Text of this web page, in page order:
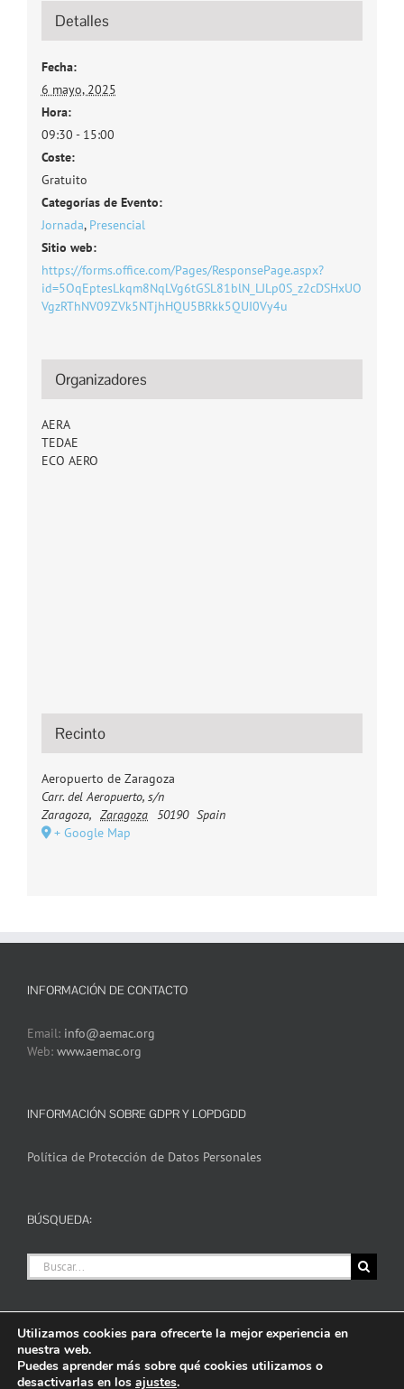
Detalles
Fecha:
6 mayo, 2025
Hora:
09:30 - 15:00
Coste:
Gratuito
Categorías de Evento:
Jornada, Presencial
Sitio web:
https://forms.office.com/Pages/ResponsePage.aspx?
id=5OqEptesLkqm8NqLVg6tGSL81blN_LJLp0S_z2cDSHxUO
VgzRThNV09ZVk5NTjhHQU5BRkk5QUI0Vy4u
Organizadores
AERA
TEDAE
ECO AERO
Recinto
Aeropuerto de Zaragoza
Carr. del Aeropuerto, s/n
Zaragoza, Zaragoza 50190 Spain
+ Google Map
INFORMACIÓN DE CONTACTO
Email: info@aemac.org
Web: www.aemac.org
INFORMACIÓN SOBRE GDPR Y LOPDGDD
Política de Protección de Datos Personales
BÚSQUEDA:
Buscar:
Copyright 2020 AEMAC | All Rights Reserved
Utilizamos cookies para ofrecerte la mejor experiencia en
nuestra web.
Puedes aprender más sobre qué cookies utilizamos o
desactivarlas en los ajustes.